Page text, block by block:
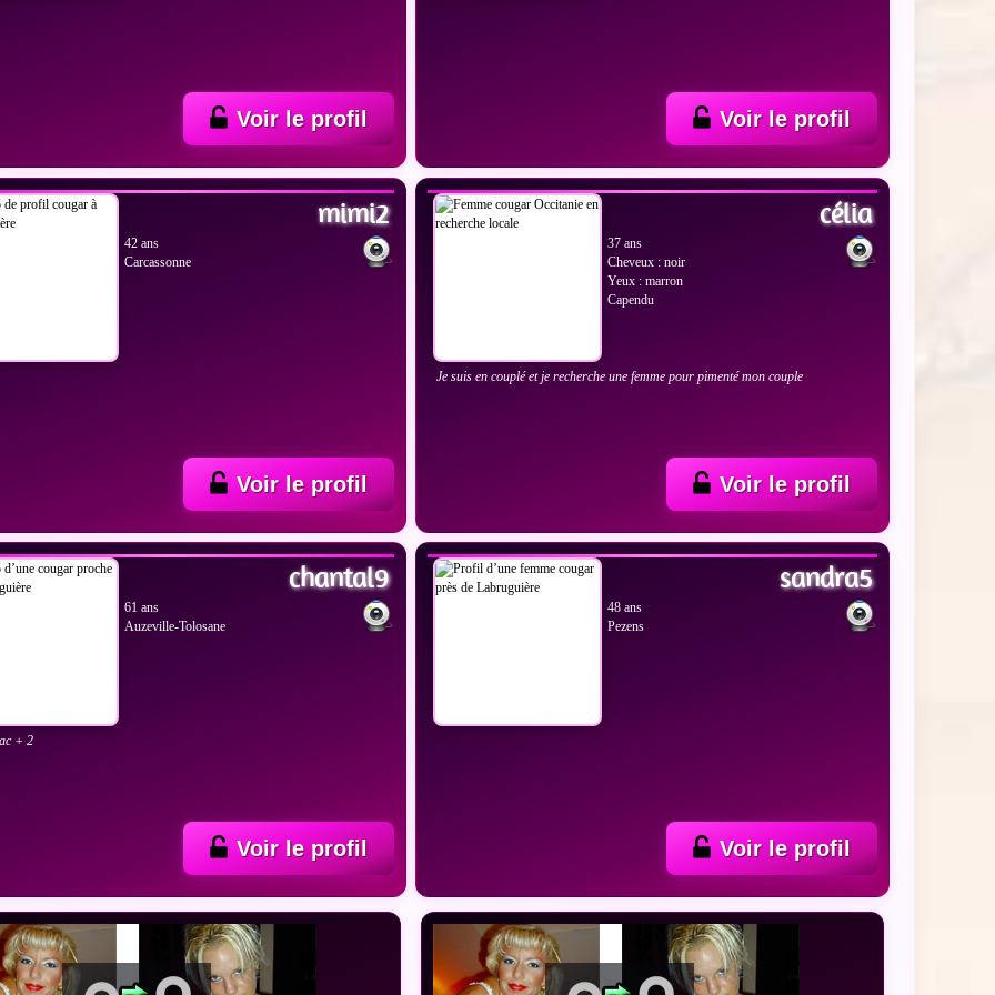
Voir le profil Voir le profil
mimi2
42 ans
Carcassonne
Voir le profil
célia
37 ans
Cheveux : noir
Yeux : marron
Capendu
Je suis en couplé et je recherche une femme pour pimenté mon couple
Voir le profil
chantal9
61 ans
Auzeville-Tolosane
+ 2
Voir le profil
sandra5
48 ans
Pezens
Voir le profil